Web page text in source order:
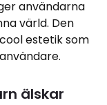
användarna
värld. Den
estetik som
älskar